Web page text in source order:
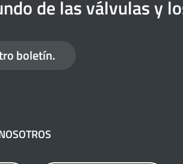
de las válvulas y
boletín.